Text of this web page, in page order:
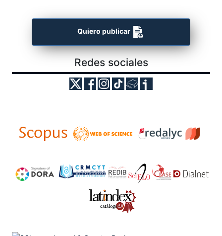
Quiero publicar
Redes sociales